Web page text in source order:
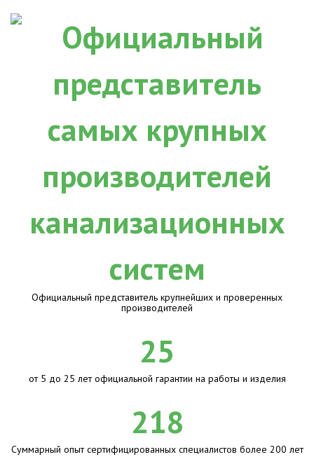
Официальный представитель крупнейших и проверенных
производителей
25
от 5 до 25 лет официальной гарантии на работы и изделия
218
Суммарный опыт сертифицированных специалистов более 200 лет